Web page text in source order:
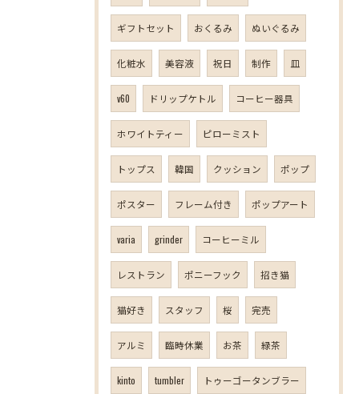
ギフトセット おくるみ ぬいぐるみ
化粧水 美容液 祝日 制作 皿
v60 ドリップケトル コーヒー器具
ホワイトティー ピローミスト
トップス 韓国 クッション ポップ
ポスター フレーム付き ポップアート
varia grinder コーヒーミル
レストラン ポニーフック 招き猫
猫好き スタッフ 桜 完売
アルミ 臨時休業 お茶 緑茶
kinto tumbler トゥーゴータンブラー